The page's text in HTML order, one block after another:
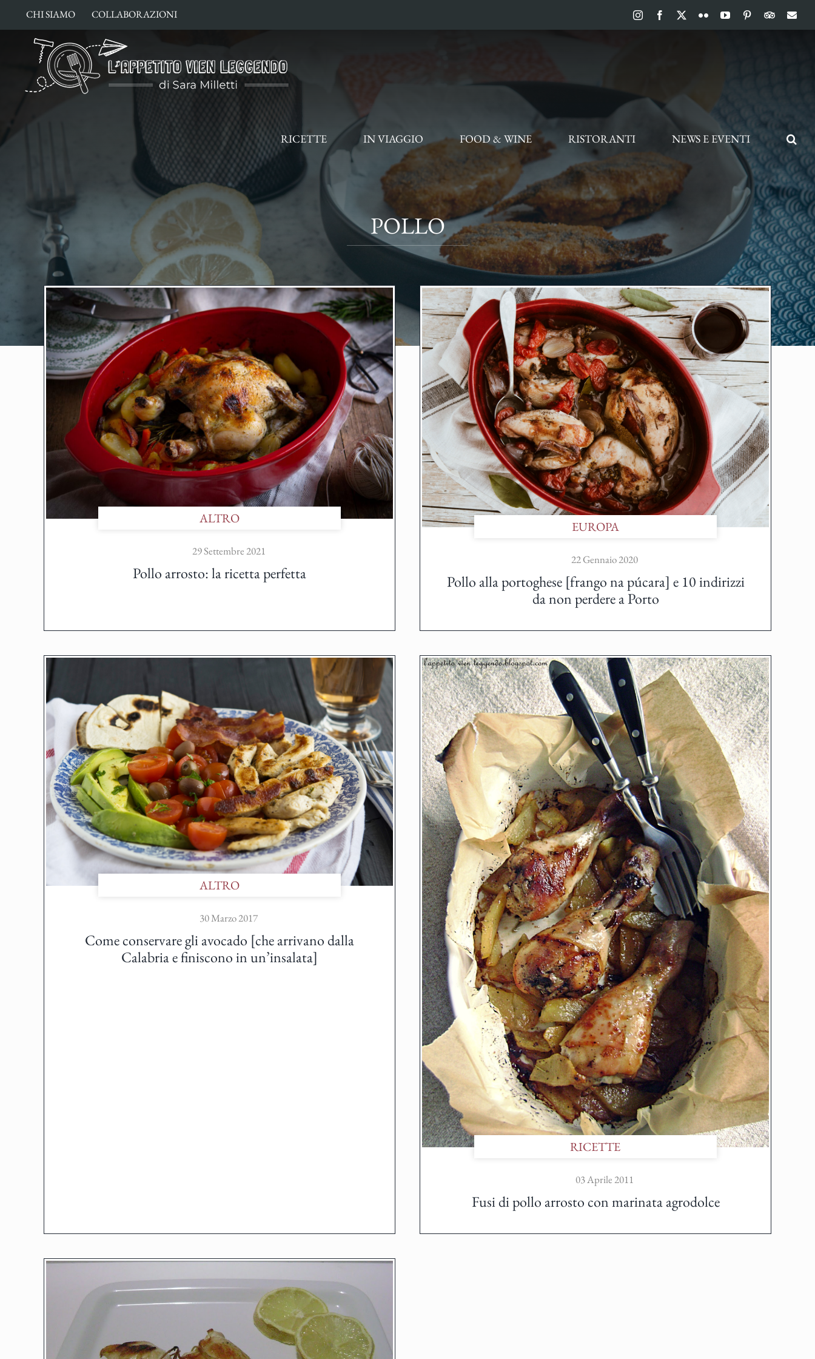
contenuto
CHI SIAMO COLLABORAZIONI InstagramFacebook FlickrYouTubePinterest
RICETTE IN VIAGGIO FOOD & WINE RISTORANTI NEWS E EVENTI
POLLO
ALTRO
29 Settembre 2021
Pollo arrosto: la ricetta perfetta
EUROPA
22 Gennaio 2020
Pollo alla portoghese [frango na púcara] e 10 indirizzi
da non perdere a Porto
ALTRO
30 Marzo 2017
Come conservare gli avocado [che arrivano dalla
Calabria e finiscono in un’insalata]
RICETTE
03 Aprile 2011
Fusi di pollo arrosto con marinata agrodolce